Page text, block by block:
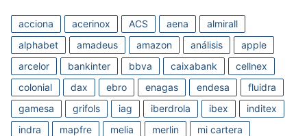
acciona acerinox ACS aena
almirall
alphabet
amadeus amazon análisis
apple
arcelor
bankinter bbva caixabank
cellnex
colonial
dax ebro enagas endesa
fluidra
gamesa
grifols iag iberdrola ibex
inditex
indra
mapfre melia merlin
mi cartera